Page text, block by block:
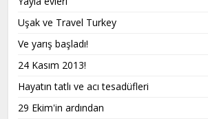
Uşak ve Travel Turkey
Ve yarış başladı!
24 Kasım 2013!
Hayatın tatlı ve acı tesadüfleri
29 Ekim'in ardından